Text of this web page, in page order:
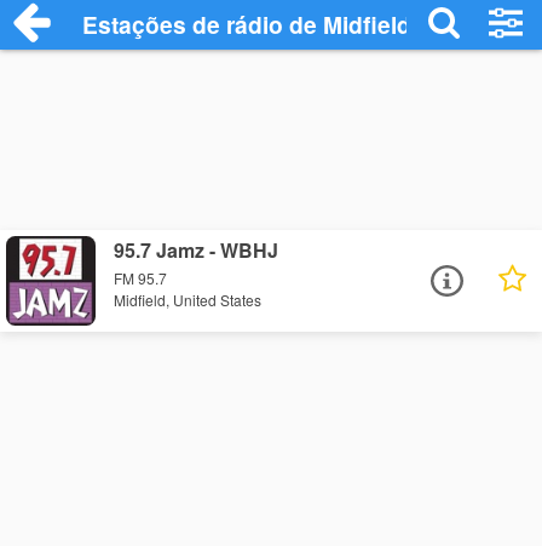
Estações de rádio de Midfield - Ouça
95.7 Jamz - WBHJ
FM 95.7
Midfield, United States